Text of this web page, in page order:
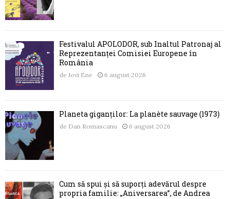
Festivalul APOLODOR, sub Înaltul Patronaj al
Reprezentanței Comisiei Europene în
România
de Jovi Ene 6 august 2026
Planeta giganților: La planète sauvage (1973)
de Dan Romascanu 6 august 2026
Cum să spui și să suporți adevărul despre
propria familie: „Aniversarea”, de Andrea